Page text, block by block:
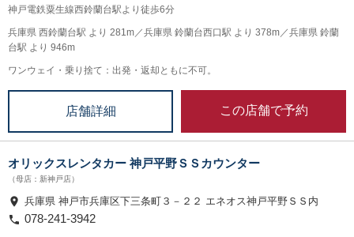
神戸電鉄粟生線西鈴蘭台駅より徒歩6分
兵庫県 西鈴蘭台駅 より 281m／兵庫県 鈴蘭台西口駅 より 378m／兵庫県 鈴蘭
台駅 より 946m
ワンウェイ・乗り捨て：出発・返却ともに不可。
店舗詳細 この店舗で予約
オリックスレンタカー 神戸平野ＳＳカウンター
（母店：新神戸店）
兵庫県 神戸市兵庫区下三条町３－２２ エネオス神戸平野ＳＳ内
078-241-3942